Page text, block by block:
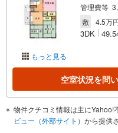
もっと見る
管理費等
敷
4.5万
3DK
空室状況を問
物件クチコミ情報は主にYahoo!
ビュー（外部サイト） から提供